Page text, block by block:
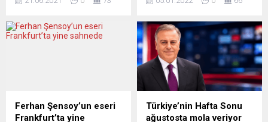
üstünlüğünü kötüye kullanıp
soruşturma başlattı. Federal
Kartel Dairesi tarafından
şikayetlerden sonra ABD’li
şirketin pazar hakimiyetinde
havanın etkili olmasıyla
endişeleri yeniden artırırken
doğalgaz fiyatları, Avrupa
vadeli işlem piyasasında
yüzde 16’dan fazla yükseldi.
Avrupa’da derinliği en fazla
olan Hollanda merkezli
sanal doğalgaz ticaret
noktası TTF’de işlem gören
Ferhan Şensoy’un eseri
Frankfurt’ta yine
Türkiye’nin Hafta Sonu
ağustosta mola veriyor